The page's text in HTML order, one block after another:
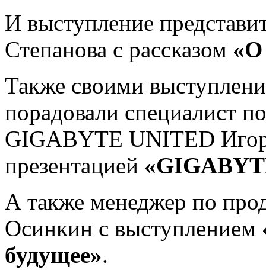
И выступление
Степанова с рассказом «О
Также своими
порадовали специалист
GIGABYTE UNITED
презентацией
А также менеджер по
Осинкин с выступлением
будущее».